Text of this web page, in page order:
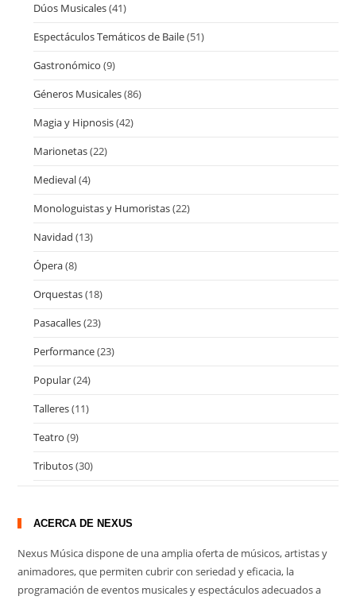
Dúos Musicales(41)
Espectáculos Temáticos de Baile(51)
Gastronómico (9)
Géneros Musicales(86)
Magia y Hipnosis(42)
Marionetas(22)
Medieval(4)
Monologuistas y Humoristas(22)
Navidad (13)
Ópera(8)
Orquestas(18)
Pasacalles(23)
Performance(23)
Popular(24)
Talleres(11)
Teatro (9)
Tributos(30)
ACERCA DE NEXUS
Nexus Música dispone de una amplia oferta de músicos, artistas y
animadores, que permiten cubrir con seriedad y eficacia, la
programación de eventos musicales y espectáculos adecuados a